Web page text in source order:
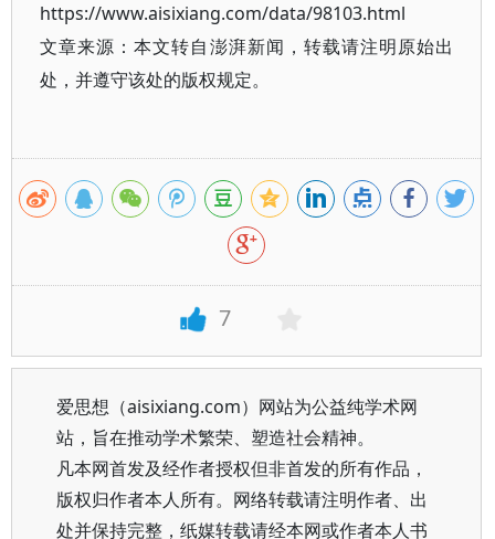
https://www.aisixiang.com/data/98103.html
文章来源：本文转自澎湃新闻，转载请注明原始出
处，并遵守该处的版权规定。
7
爱思想（aisixiang.com）网站为公益纯学术网
站，旨在推动学术繁荣、塑造社会精神。
凡本网首发及经作者授权但非首发的所有作品，
版权归作者本人所有。网络转载请注明作者、出
处并保持完整，纸媒转载请经本网或作者本人书